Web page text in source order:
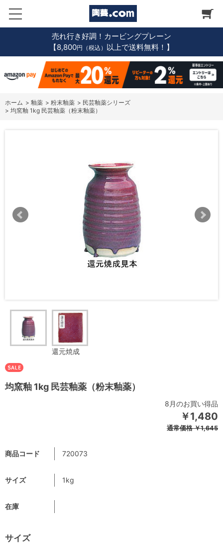
売れ行き好調！カービングプレーン
【8,800円（税込） 以上で送料無料！】
ホーム > 釉薬 > 粉末釉薬 > 民芸釉薬シリーズ
> 均窯釉 1kg 民芸釉薬（粉末釉薬）
還元焼成
均窯釉 1kg 民芸釉薬（粉末釉薬）
8月のお買い得品
￥1,480
通常価格￥1,645
商品コード 720073
サイズ 1kg
在庫
サイズ